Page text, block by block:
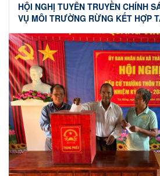
HỘI NGHỊ TUYÊN TRUYỀN CHÍNH
VỤ MÔI TRƯỜNG RỪNG KẾT HỢP
SỬ DỤNG TIỀN DVMTR TRONG
NĂM 2026 TẠI XÃ TRÀ BỒNG